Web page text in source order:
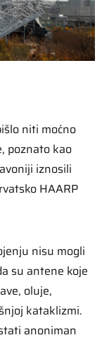
niti moćno
poznato kao
iznosili
HAARP
nisu mogli
su antene koje
oluje,
kataklizmi.
anoniman